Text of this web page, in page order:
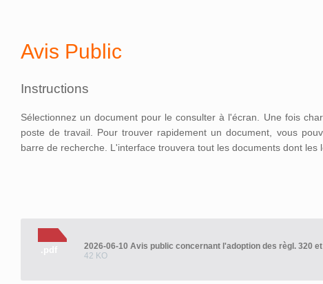
Avis Public
Instructions
Sélectionnez un document pour le consulter à l'écran. Une fois
poste de travail. Pour trouver rapidement un document, vous
barre de recherche. L'interface trouvera tout les documents dont les
.pdf
2026-06-10 Avis public concernant l'adoption des règl. 320
42 KO